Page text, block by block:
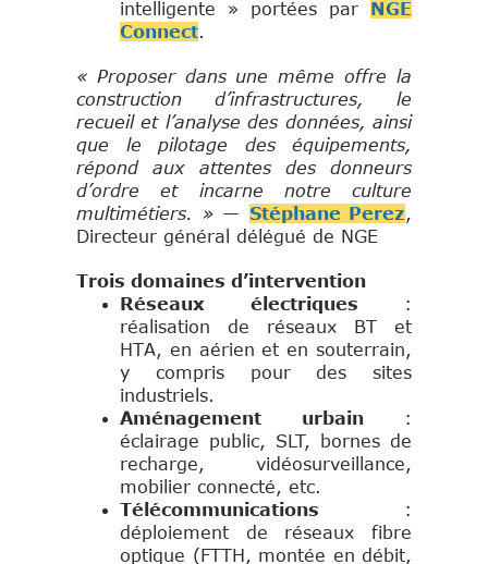
intelligente » portées par
NGE
Connect.
« Proposer dans une même offre la
construction d’infrastructures, le
recueil et l’analyse des données, ainsi
que le pilotage des équipements,
répond aux attentes des donneurs
d’ordre et incarne notre culture
multimétiers. » — Stéphane Perez,
Directeur général délégué de NGE
Trois domaines d’intervention
Réseaux électriques :
réalisation de réseaux BT et
HTA, en aérien et en souterrain,
y compris pour des sites
industriels.
Aménagement urbain:
éclairage public, SLT, bornes de
recharge, vidéosurveillance,
mobilier connecté, etc.
Télécommunications :
déploiement de réseaux fibre
optique (FTTH, montée en débit,